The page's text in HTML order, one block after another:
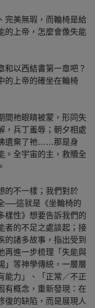
完美無瑕，而輪椅是給
的上帝，怎麼會像失能
和以西結書第一章吧？
的上帝的確坐在輪椅
間祂眼睛被蒙，形同失
，兵丁羞辱；朝夕相處
遺棄了祂……那是身
。全宇宙的主，救贖全
的不一樣；我們對於
──這就是《坐輪椅的
樣性》想要告訴我們的
者的不足之處談起；接
的諸多故事，指出受到
再進一步梳理「失能與
」等神學傳統，一層層
能力」、「正常／不正
有概念，重新發現：在
復的缺陷，而是展現人